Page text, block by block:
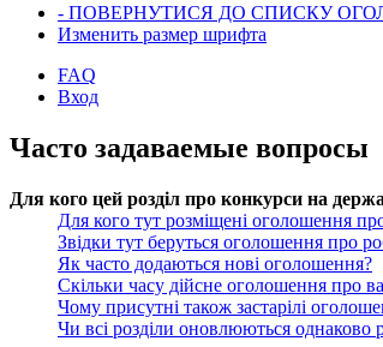
- ПОВЕРНУТИСЯ ДО СПИСКУ
Изменить размер шрифта
FAQ
Вход
Часто задаваемые вопросы
Для кого цей розділ про конкурси на
Для кого тут розміщені оголошення
Звідки тут беруться оголошення про
Як часто додаються нові оголошення?
Скільки часу дійсне оголошення про
Чому присутні також застарілі
Чи всі розділи оновлюються однаково